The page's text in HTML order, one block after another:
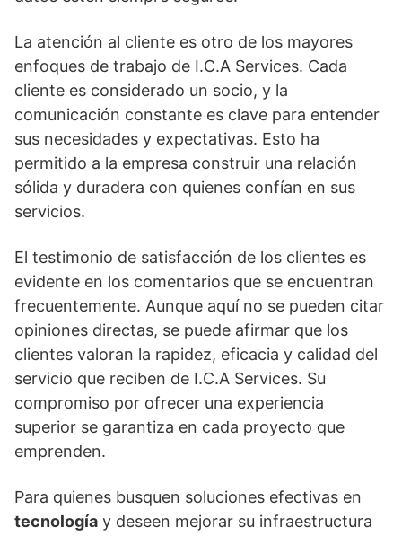
La atención al cliente es otro de los mayores
enfoques de trabajo de I.C.A Services. Cada
cliente es considerado un socio, y la
comunicación constante es clave para entender
sus necesidades y expectativas. Esto ha
permitido a la empresa construir una relación
sólida y duradera con quienes confían en sus
servicios.
El testimonio de satisfacción de los clientes es
evidente en los comentarios que se encuentran
frecuentemente. Aunque aquí no se pueden citar
opiniones directas, se puede afirmar que los
clientes valoran la rapidez, eficacia y calidad del
servicio que reciben de I.C.A Services. Su
compromiso por ofrecer una experiencia
superior se garantiza en cada proyecto que
emprenden.
Para quienes busquen soluciones efectivas en
tecnología y deseen mejorar su infraestructura